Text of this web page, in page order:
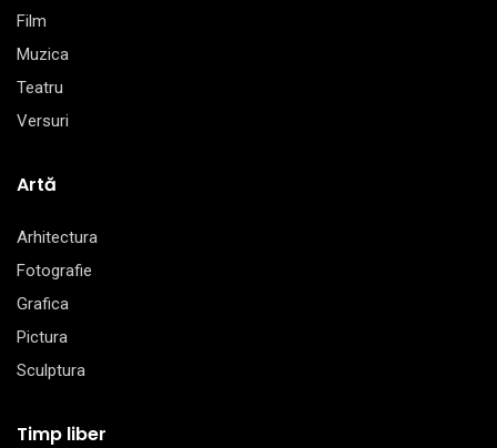
Film
Muzica
Teatru
Versuri
Artă
Arhitectura
Fotografie
Grafica
Pictura
Sculptura
Timp liber